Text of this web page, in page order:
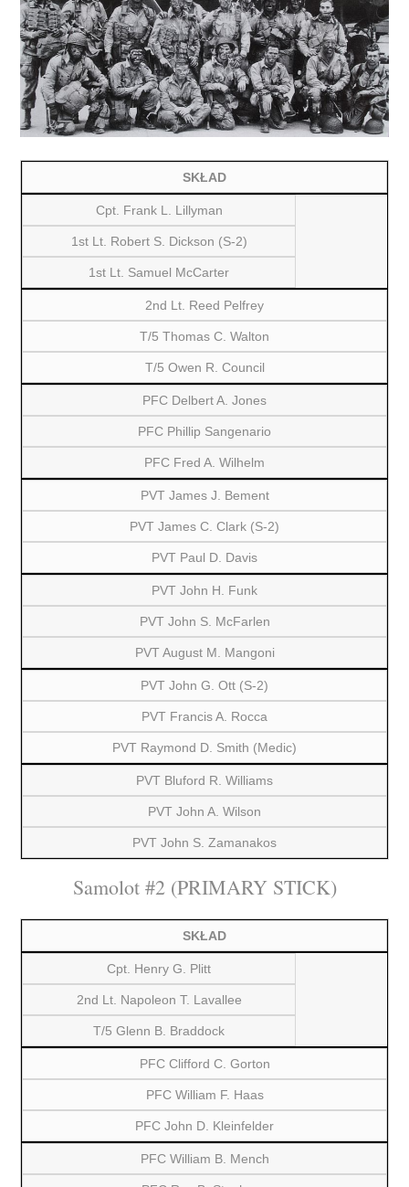
SKŁAD
Cpt. Frank L. Lillyman
1st Lt. Robert S. Dickson (S-2)
1st Lt. Samuel McCarter
2nd Lt. Reed Pelfrey
T/5 Thomas C. Walton
T/5 Owen R. Council
PFC Delbert A. Jones
PFC Phillip Sangenario
PFC Fred A. Wilhelm
PVT James J. Bement
PVT James C. Clark (S-2)
PVT Paul D. Davis
PVT John H. Funk
PVT John S. McFarlen
PVT August M. Mangoni
PVT John G. Ott (S-2)
PVT Francis A. Rocca
PVT Raymond D. Smith (Medic)
PVT Bluford R. Williams
PVT John A. Wilson
PVT John S. Zamanakos
Samolot #2 (PRIMARY STICK)
SKŁAD
Cpt. Henry G. Plitt
2nd Lt. Napoleon T. Lavallee
T/5 Glenn B. Braddock
PFC Clifford C. Gorton
PFC William F. Haas
PFC John D. Kleinfelder
PFC William B. Mench